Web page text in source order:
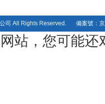
司 All Rights Reserved. 備案號：
站，您可能还